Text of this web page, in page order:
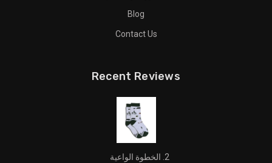
Blog
Contact Us
Recent Reviews
2. الخطوة الواعية